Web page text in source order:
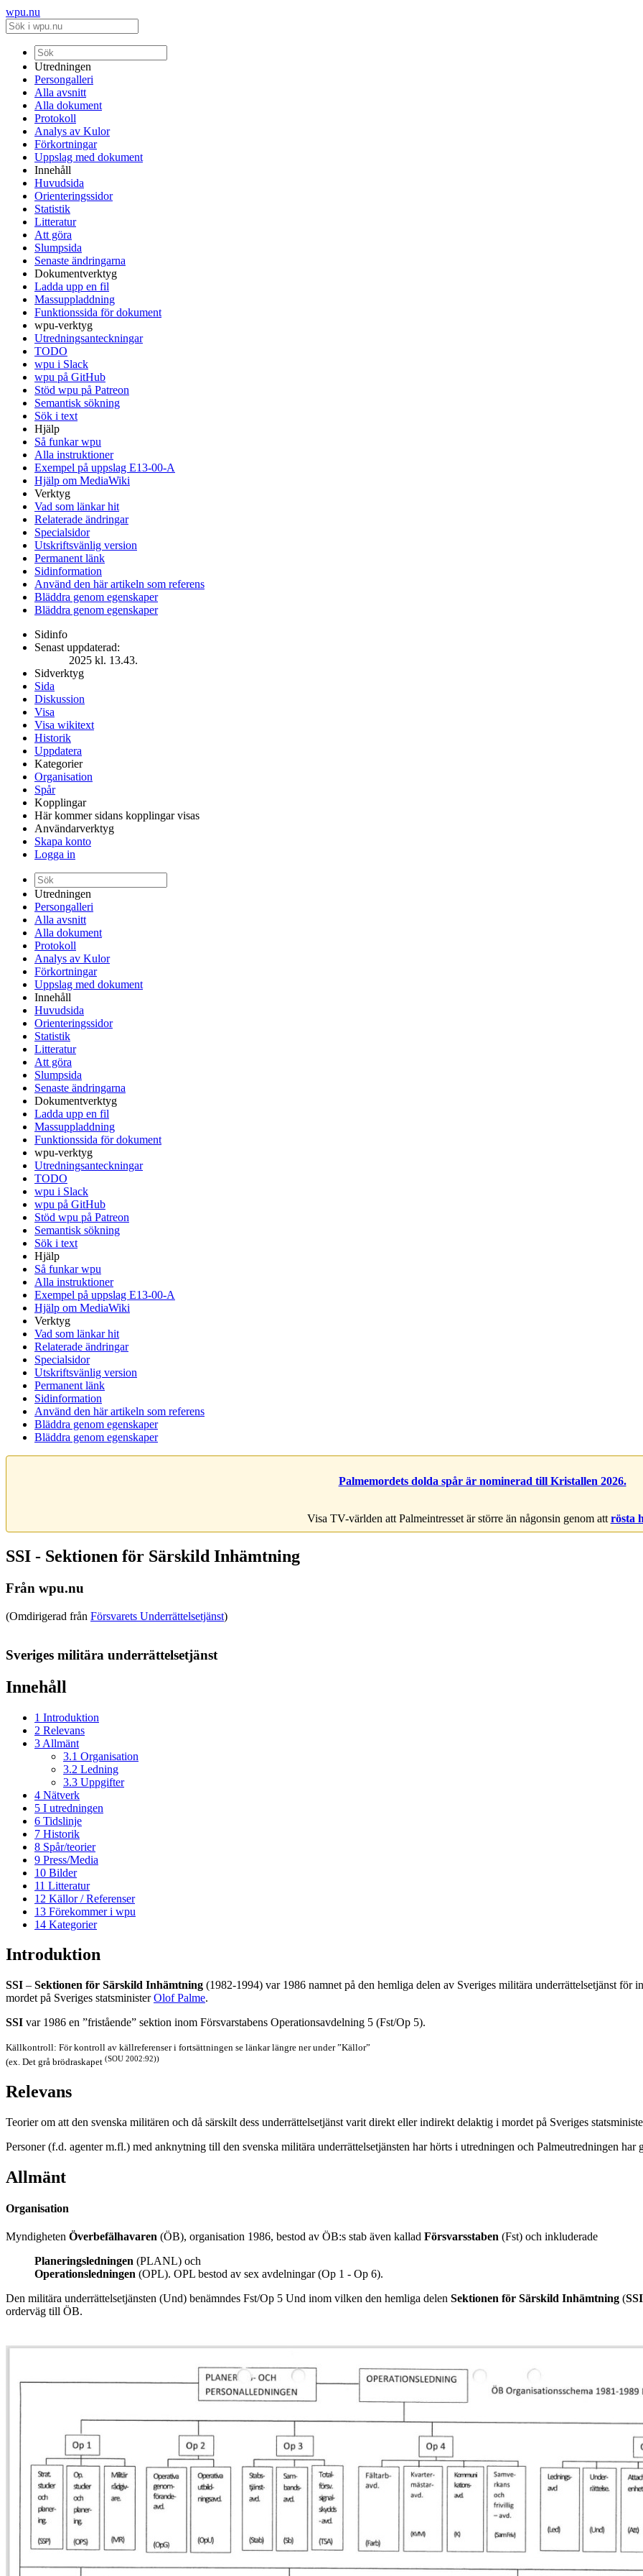
wpu.nu
Utredningen
Persongalleri
Alla avsnitt
Alla dokument
Protokoll
Analys av Kulor
Förkortningar
Uppslag med dokument
Innehåll
Huvudsida
Orienteringssidor
Statistik
Litteratur
Att göra
Slumpsida
Senaste ändringarna
Dokumentverktyg
Ladda upp en fil
Massuppladdning
Funktionssida för dokument
wpu-verktyg
Utredningsanteckningar
TODO
wpu i Slack
wpu på GitHub
Stöd wpu på Patreon
Semantisk sökning
Sök i text
Hjälp
Så funkar wpu
Alla instruktioner
Exempel på uppslag E13-00-A
Hjälp om MediaWiki
Verktyg
Vad som länkar hit
Relaterade ändringar
Specialsidor
Utskriftsvänlig version
Permanent länk
Sidinformation
Använd den här artikeln som referens
Bläddra genom egenskaper
Bläddra genom egenskaper
Sidinfo
Senast uppdaterad:
2025 kl. 13.43.
Sidverktyg
Sida
Diskussion
Visa
Visa wikitext
Historik
Uppdatera
Kategorier
Organisation
Spår
Kopplingar
Här kommer sidans kopplingar visas
Användarverktyg
Skapa konto
Logga in
Utredningen
Persongalleri
Alla avsnitt
Alla dokument
Protokoll
Analys av Kulor
Förkortningar
Uppslag med dokument
Innehåll
Huvudsida
Orienteringssidor
Statistik
Litteratur
Att göra
Slumpsida
Senaste ändringarna
Dokumentverktyg
Ladda upp en fil
Massuppladdning
Funktionssida för dokument
wpu-verktyg
Utredningsanteckningar
TODO
wpu i Slack
wpu på GitHub
Stöd wpu på Patreon
Semantisk sökning
Sök i text
Hjälp
Så funkar wpu
Alla instruktioner
Exempel på uppslag E13-00-A
Hjälp om MediaWiki
Verktyg
Vad som länkar hit
Relaterade ändringar
Specialsidor
Utskriftsvänlig version
Permanent länk
Sidinformation
Använd den här artikeln som referens
Bläddra genom egenskaper
Bläddra genom egenskaper
Palmemordets dolda spår är nominerad till Kristallen 2026.
Visa TV-världen att Palmeintresset är större än någonsin genom att rösta
SSI - Sektionen för Särskild Inhämtning
Från wpu.nu
(Omdirigerad från Försvarets Underrättelsetjänst)
Sveriges militära underrättelsetjänst
Innehåll
1 Introduktion
2 Relevans
3 Allmänt
3.1 Organisation
3.2 Ledning
3.3 Uppgifter
4 Nätverk
5 I utredningen
6 Tidslinje
7 Historik
8 Spår/teorier
9 Press/Media
10 Bilder
11 Litteratur
12 Källor / Referenser
13 Förekommer i wpu
14 Kategorier
Introduktion
SSI – Sektionen för Särskild Inhämtning (1982-1994) var 1986 namnet på den hemliga delen av Sveriges militära underrättelsetjänst för
mordet på Sveriges statsministerOlof Palme.
SSI var 1986 en ”fristående” sektion inom Försvarstabens Operationsavdelning 5 (Fst/Op 5).
Källkontroll: För kontroll av källreferenser i fortsättningen se länkar längre ner under ”Källor”
(ex. Det grå brödraskapet (SOU 2002:92))
Relevans
Teorier om att den svenska militären och då särskilt dess underrättelsetjänst varit direkt eller indirekt delaktig i mordet på Sveriges
Personer (f.d. agenter m.fl.) med anknytning till den svenska militära underrättelsetjänsten har hörts i utredningen och Palmeutredningen
Allmänt
Organisation
Myndigheten Överbefälhavaren (ÖB), organisation 1986, bestod av ÖB:s stab även kallad Försvarsstaben (Fst) och inkluderade
Planeringsledningen (PLANL) och
Operationsledningen (OPL). OPL bestod av sex avdelningar (Op 1 - Op 6).
Den militära underrättelsetjänsten (Und) benämndes Fst/Op 5 Und inom vilken den hemliga delen Sektionen för Särskild Inhämtning (SSI
orderväg till ÖB.